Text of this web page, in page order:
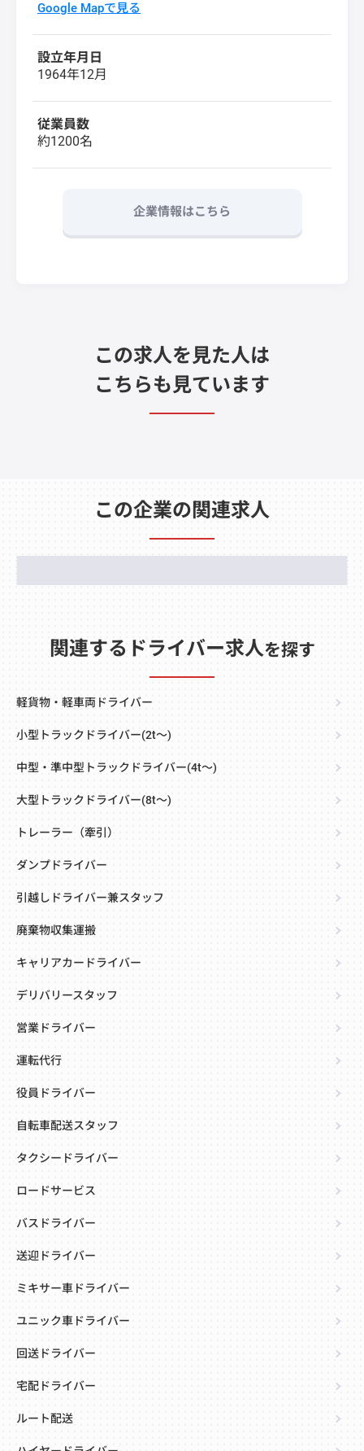
Google Mapで見る
設立年月日
1964年12月
従業員数
約1200名
企業情報はこちら
この求人を見た人は
こちらも見ています
この企業の関連求人
関連するドライバー求人を探す
軽貨物・軽車両ドライバー
小型トラックドライバー(2t～)
中型・準中型トラックドライバー(4t～)
大型トラックドライバー(8t～)
トレーラー（牽引）
ダンプドライバー
引越しドライバー兼スタッフ
廃棄物収集運搬
キャリアカードライバー
デリバリースタッフ
営業ドライバー
運転代行
役員ドライバー
自転車配送スタッフ
タクシードライバー
ロードサービス
バスドライバー
送迎ドライバー
ミキサー車ドライバー
ユニック車ドライバー
回送ドライバー
宅配ドライバー
ルート配送